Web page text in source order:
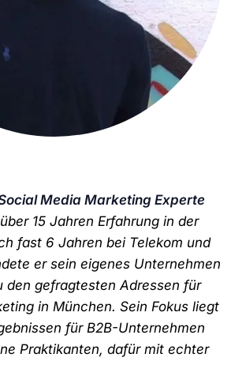
Media Marketing Experte
15 Jahren Erfahrung in der
fast 6 Jahren bei Telekom und
er sein eigenes Unternehmen
den gefragtesten Adressen für
in München. Sein Fokus liegt
für B2B-Unternehmen
Praktikanten, dafür mit echter